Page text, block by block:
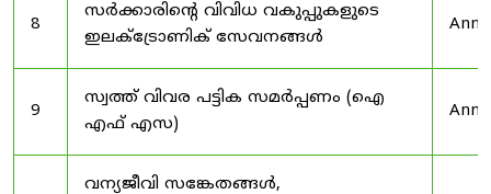
8
സർക്കാരിന്റെ വിവിധ വകുപ്പുകളുടെ
ഇലക്ട്രോണിക് സേവനങ്ങൾ
9
സ്വത്ത് വിവര പട്ടിക സമർപ്പണം (ഐ
എഫ് എസ)
വന്യജീവി സങ്കേതങ്ങൾ,